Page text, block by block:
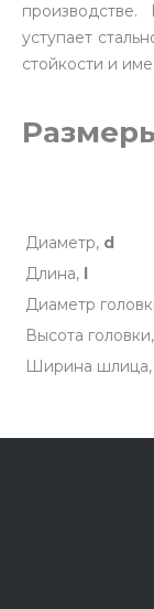
уступает
стойкости и
Диаметр, d
Длина, l
Диаметр
Высота головки,
Ширина шлица,